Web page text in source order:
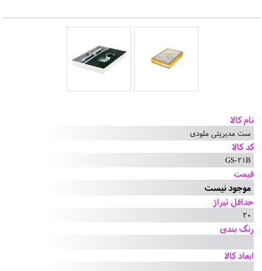
نام کالا
ست مدیریتی ملودی
کد کالا
GS-21B
قیمت
موجود نیست
حداقل تیراژ
20
رنگ بندی
ابعاد کالا